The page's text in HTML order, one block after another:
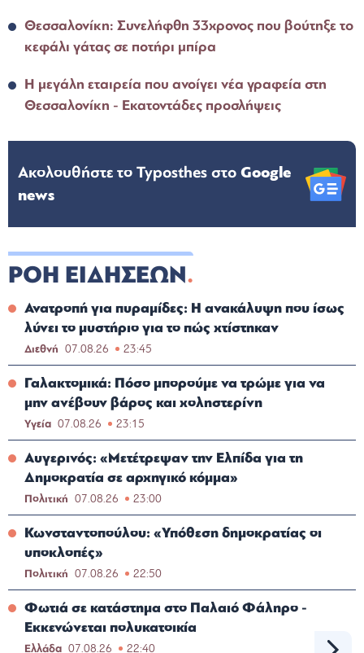
Θεσσαλονίκη: Συνελήφθη 33χρονος που βούτηξε το
κεφάλι γάτας σε ποτήρι μπίρα
Η μεγάλη εταιρεία που ανοίγει νέα γραφεία στη
Θεσσαλονίκη - Εκατοντάδες προσλήψεις
Ακολουθήστε το Typosthes στoGoogle
news
ΡΟΗ ΕΙΔΗΣΕΩΝ
Ανατροπή για πυραμίδες: Η ανακάλυψη που ίσως
λύνει το μυστήριο για το πώς χτίστηκαν
Διεθνή 07.08.26 23:45
Γαλακτομικά: Πόσο μπορούμε να τρώμε για να
μην ανέβουν βάρος και χοληστερίνη
Υγεία 07.08.26 23:15
Αυγερινός: «Μετέτρεψαν την Ελπίδα για τη
Δημοκρατία σε αρχηγικό κόμμα»
Πολιτική 07.08.26 23:00
Κωνσταντοπούλου: «Υπόθεση δημοκρατίας οι
υποκλοπές»
Πολιτική 07.08.26 22:50
Φωτιά σε κατάστημα στο Παλαιό Φάληρο -
Εκκενώνεται πολυκατοικία
Ελλάδα 07.08.26 22:40